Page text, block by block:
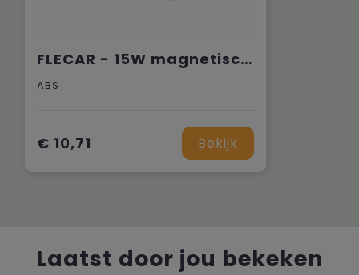
FLECAR - 15W magnetische autolader
ABS
€ 10,71 Bekijk
Laatst door jou bekeken